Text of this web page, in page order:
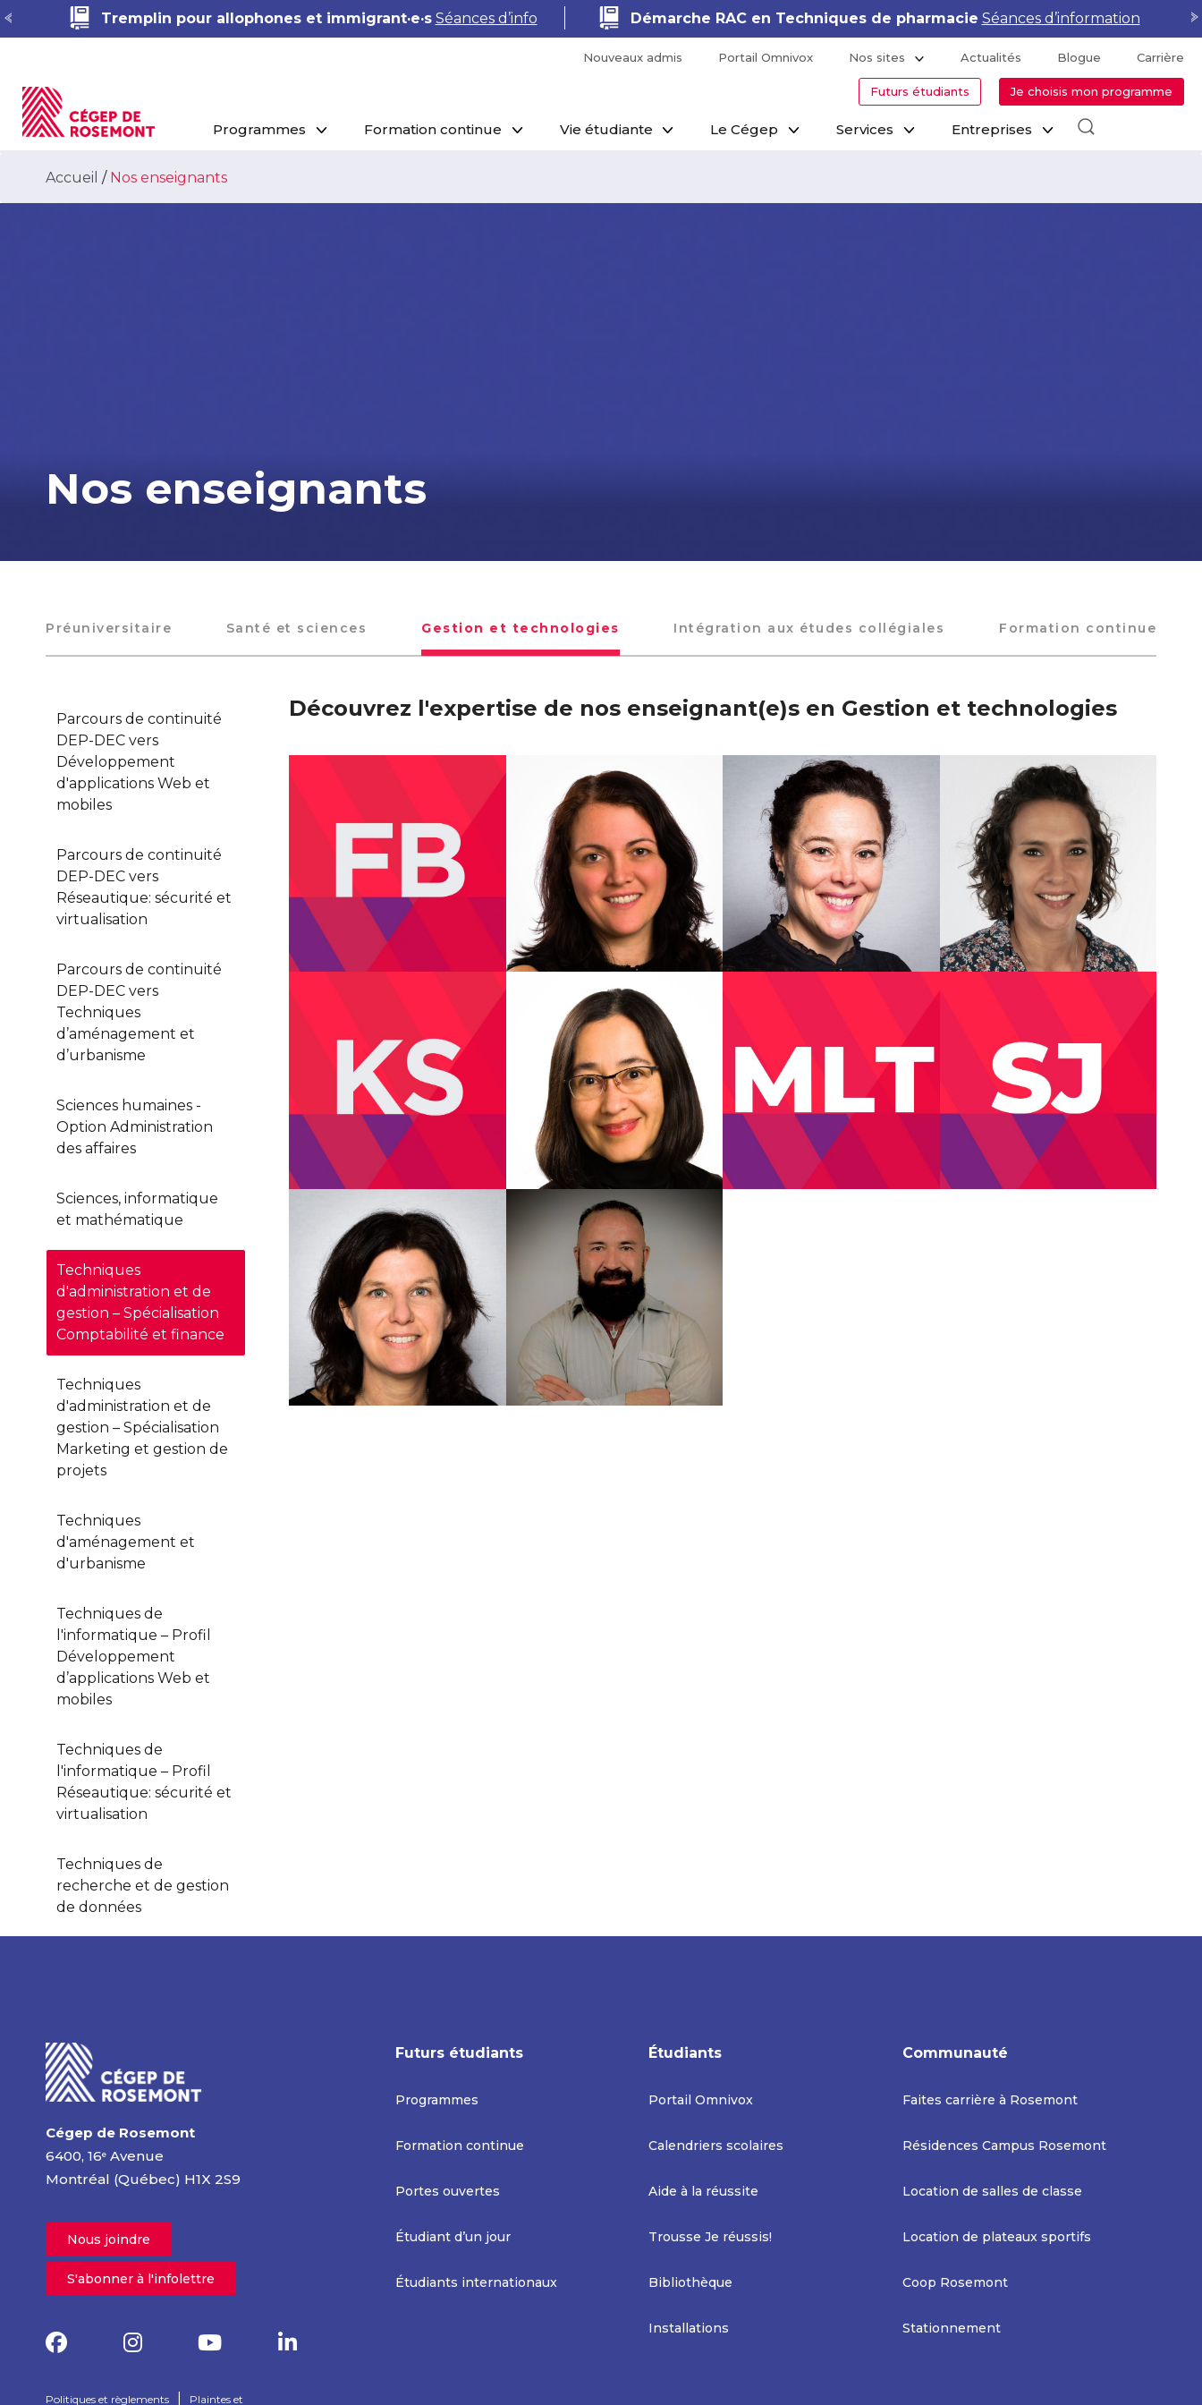
Tremplin pour allophones et immigrant·e·s Séances d’info Démarche RAC en Techniques de pharmacie Séances d’information
Nouveaux admis Portail Omnivox Nos sites Actualités Blogue Carrière
Futurs étudiants Je choisis mon programme
Programmes Formation continue Vie étudiante Le Cégep Services Entreprises
Accueil / Nos enseignants
Nos enseignants
Préuniversitaire Santé et sciences Gestion et technologies Intégration aux études collégiales Formation continue
Parcours de continuité
DEP-DEC vers
Développement
d'applications Web et
mobiles
Parcours de continuité
DEP-DEC vers
Réseautique: sécurité et
virtualisation
Parcours de continuité
DEP-DEC vers
Techniques
d’aménagement et
d’urbanisme
Sciences humaines -
Option Administration
des affaires
Sciences, informatique
et mathématique
Techniques
d'administration et de
gestion – Spécialisation
Comptabilité et finance
Techniques
d'administration et de
gestion – Spécialisation
Marketing et gestion de
projets
Techniques
d'aménagement et
d'urbanisme
Techniques de
l'informatique – Profil
Développement
d’applications Web et
mobiles
Techniques de
l'informatique – Profil
Réseautique: sécurité et
virtualisation
Techniques de
recherche et de gestion
de données
Découvrez l'expertise de nos enseignant(e)s en Gestion et technologies
Cégep de Rosemont
6400, 16e Avenue
Montréal (Québec) H1X 2S9
Nous joindre
S'abonner à l'infolettre
Politiques et règlements Plaintes et
Futurs étudiants
Programmes
Formation continue
Portes ouvertes
Étudiant d’un jour
Étudiants internationaux
Étudiants
Portail Omnivox
Calendriers scolaires
Aide à la réussite
Trousse Je réussis!
Bibliothèque
Installations
Communauté
Faites carrière à Rosemont
Résidences Campus Rosemont
Location de salles de classe
Location de plateaux sportifs
Coop Rosemont
Stationnement